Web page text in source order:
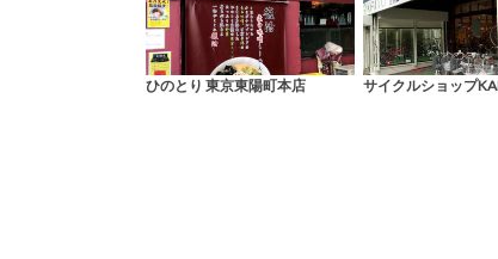
ひのとり 東京東陽町本店 サイクルショップ